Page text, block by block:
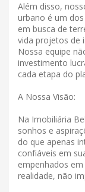
Além disso,
urbano é um
em busca de
vida projetos de
Nossa equipe
investimento
cada etapa do
A Nossa Visão:
Na Imobiliária
sonhos e
do que apenas
confiáveis ​​em
empenhados
realidade, não